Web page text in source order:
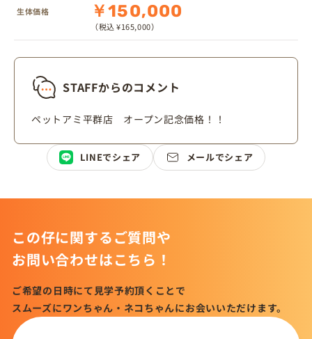
生体価格 ￥150,000
（税込 ¥165,000）
STAFFからのコメント
ペットアミ平群店 オープン記念価格！！
LINEでシェア メールでシェア
この仔に関するご質問や
お問い合わせはこちら！
ご希望の日時にて見学予約頂くことで
スムーズにワンちゃん・ネコちゃんにお会いいただけます。